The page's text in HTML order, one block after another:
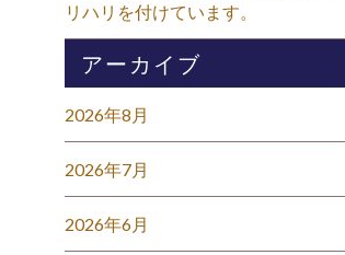
リハリを付けています。⁡
アーカイブ
2026年8月
2026年7月
2026年6月